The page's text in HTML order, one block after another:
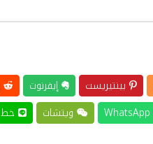
بينتيريست إيفرنوت
ويتشات خط